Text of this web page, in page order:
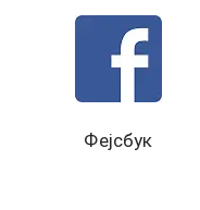
Фејсбук